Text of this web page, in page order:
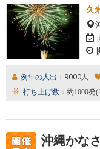
久
例年の人出： 9000人
打ち上げ数： 約1000発
沖縄かな